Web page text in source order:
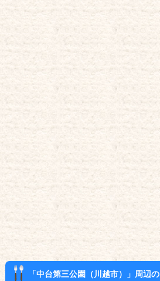
「中台第三公園（川越市）」周辺の